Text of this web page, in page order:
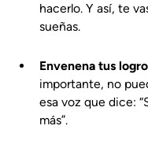
hacerlo. Y así, te
sueñas.
Envenena tus
importante, no
esa voz que dice:
más”.